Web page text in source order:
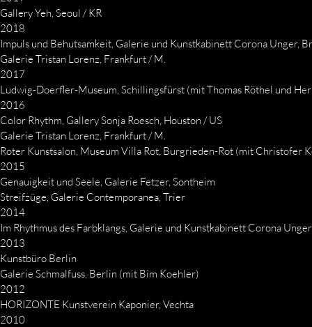
Gallery Yeh, Seoul / KR
2018
Impuls und Behutsamkeit, Galerie und Kunstkabinett Corona Unger,
Galerie Tristan Lorenz, Frankfurt / M.
2017
Ludwig-Doerfler-Museum, Schillingsfürst (mit Thomas Röthel und
2016
Color Rhythm, Gallery Sonja Roesch, Houston / US
Galerie Tristan Lorenz, Frankfurt / M.
Roter Kunstsalon, Museum Villa Rot, Burgrieden-Rot (mit Christofer
2015
Genauigkeit und Seele, Galerie Fetzer, Sontheim
Streifzüge, Galerie Contemporanea, Trier
2014
Im Rhythmus des Farbklangs, Galerie und Kunstkabinett Corona
2013
Kunstbüro Berlin
Galerie Schmalfuss, Berlin (mit Bim Koehler)
2012
HORIZONTE Kunstverein Kaponier, Vechta
2010